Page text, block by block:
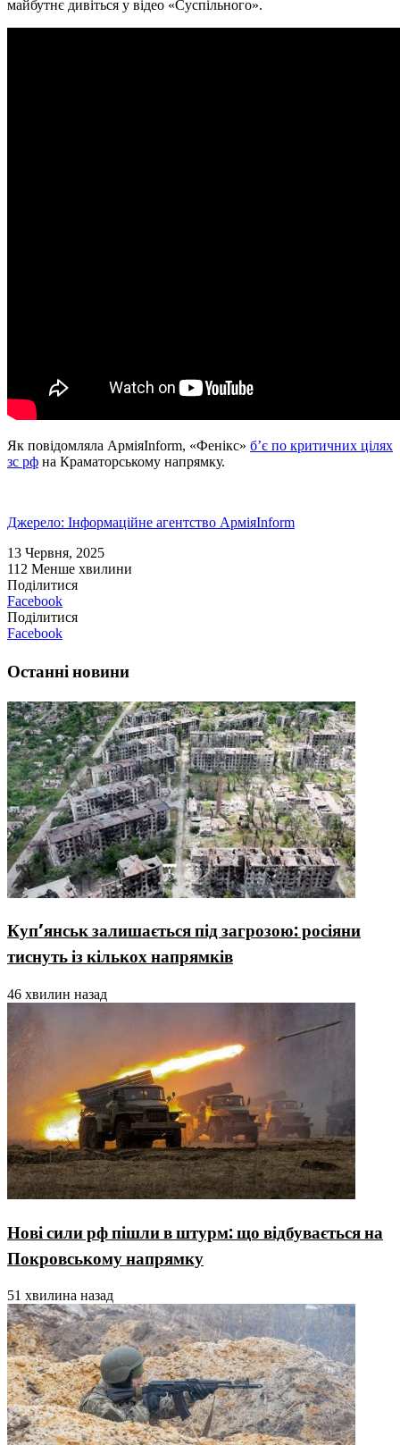
майбутнє дивіться у відео «Суспільного».
Як повідомляла АрміяInform, «Фенікс» б’є по критичних цілях
зс рф на Краматорському напрямку.
Джерело: Інформаційне агентство АрміяInform
13 Червня, 2025
112 Менше хвилини
Поділитися
Facebook
Поділитися
Facebook
Останні новини
Куп’янськ залишається під загрозою: росіяни
тиснуть із кількох напрямків
46 хвилин назад
Нові сили рф пішли в штурм: що відбувається на
Покровському напрямку
51 хвилина назад